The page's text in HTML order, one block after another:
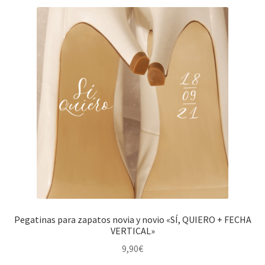
Las
opciones
pueden
elegir
página
producto
Pegatinas para zapatos novia y novio «SÍ, QUIERO + FECHA
VERTICAL»
9,90€